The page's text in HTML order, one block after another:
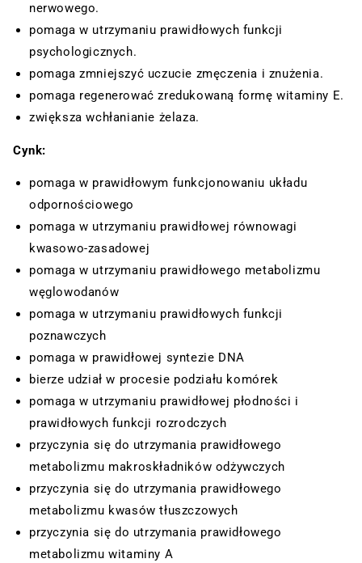
nerwowego.
pomaga w utrzymaniu prawidłowych funkcji
psychologicznych.
pomaga zmniejszyć uczucie zmęczenia i znużenia.
pomaga regenerować zredukowaną formę witaminy E.
zwiększa wchłanianie żelaza.
Cynk:
pomaga w prawidłowym funkcjonowaniu układu
odpornościowego
pomaga w utrzymaniu prawidłowej równowagi
kwasowo-zasadowej
pomaga w utrzymaniu prawidłowego metabolizmu
węglowodanów
pomaga w utrzymaniu prawidłowych funkcji
poznawczych
pomaga w prawidłowej syntezie DNA
bierze udział w procesie podziału komórek
pomaga w utrzymaniu prawidłowej płodności i
prawidłowych funkcji rozrodczych
przyczynia się do utrzymania prawidłowego
metabolizmu makroskładników odżywczych
przyczynia się do utrzymania prawidłowego
metabolizmu kwasów tłuszczowych
przyczynia się do utrzymania prawidłowego
metabolizmu witaminy A